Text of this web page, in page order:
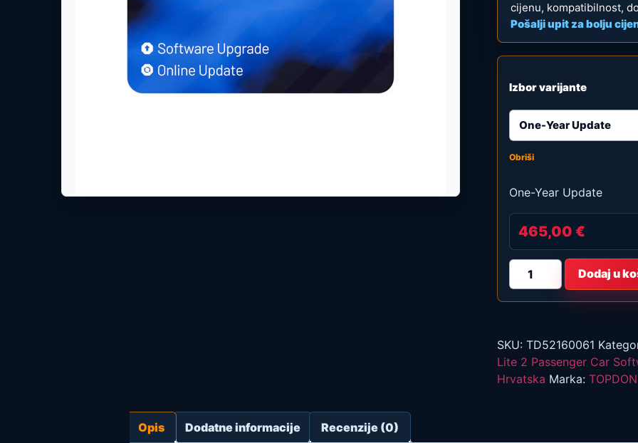
cijenu, kompatibilnost,
Pošalji upit za bolju
Izbor varijante
Obriši
One-Year Update
465,00€
TOPDON
Phoenix
Lite
2
Online
Update
količina
Dodaj u
SKU:TD52160061
Lite 2 Passenger Car
Hrvatska Marka:TOPDON
Opis Dodatne informacije Recenzije (0)